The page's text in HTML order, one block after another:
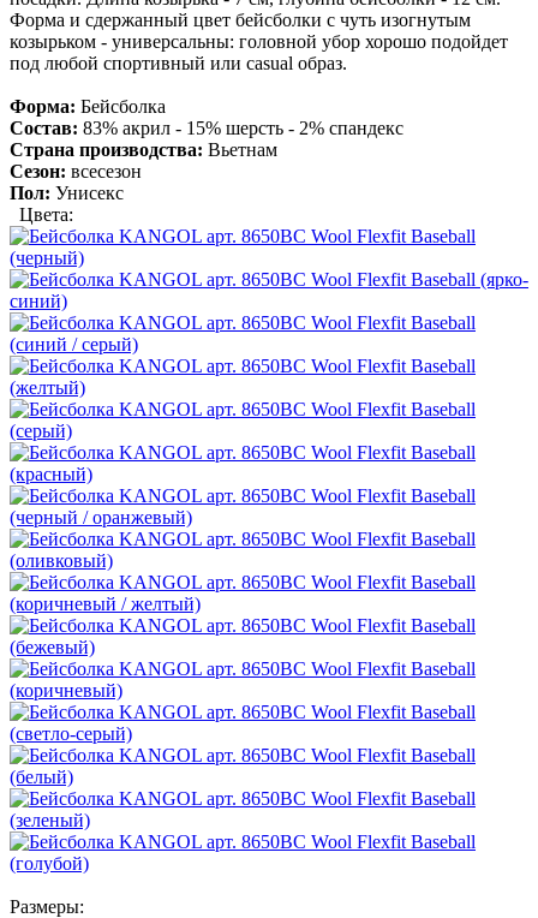
Форма и сдержанный цвет бейсболки с чуть изогнутым
козырьком - универсальны: головной убор хорошо подойдет
под любой спортивный или casual образ.
Форма: Бейсболка
Состав: 83% акрил - 15% шерсть - 2% спандекс
Страна производства: Вьетнам
Сезон: всесезон
Пол: Унисекс
Цвета:
Размеры: